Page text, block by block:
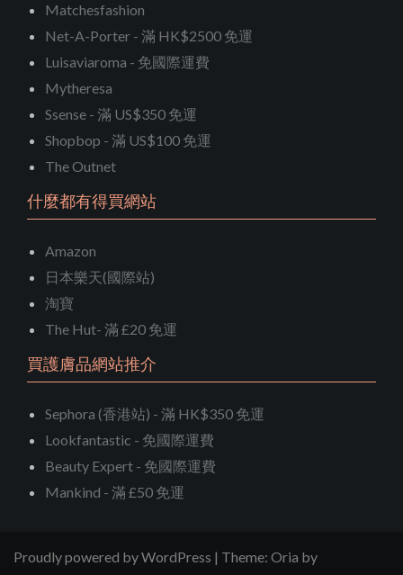
Matchesfashion
Net-A-Porter - 滿 HK$2500 免運
Luisaviaroma - 免國際運費
Mytheresa
Ssense - 滿 US$350 免運
Shopbop - 滿 US$100 免運
The Outnet
什麼都有得買網站
Amazon
日本樂天(國際站)
淘寶
The Hut- 滿 £20 免運
買護膚品網站推介
Sephora (香港站) - 滿 HK$350 免運
Lookfantastic - 免國際運費
Beauty Expert - 免國際運費
Mankind - 滿 £50 免運
Proudly powered by WordPress | Theme: Oria by